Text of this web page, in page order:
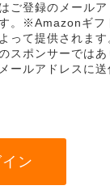
ご登録のメール
。※Amazonギフ
って提供されま
スポンサーではあ
ールアドレスに送
ン